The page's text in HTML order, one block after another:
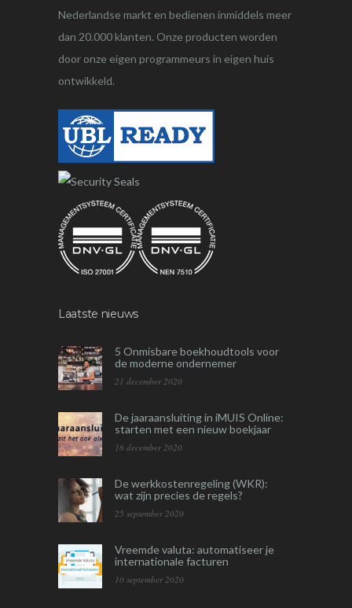
Nederlandse markt en bedienen inmiddels meer
dan 20.000 klanten. Onze producten worden
door onze eigen programmeurs in eigen huis
ontwikkeld.
Laatste nieuws
5 Onmisbare boekhoudtools voor
de moderne ondernemer
21 december 2020
De jaaraansluiting in iMUIS Online:
starten met een nieuw boekjaar
16 december 2020
De werkkostenregeling (WKR):
wat zijn precies de regels?
25 september 2020
Vreemde valuta: automatiseer je
internationale facturen
10 september 2020